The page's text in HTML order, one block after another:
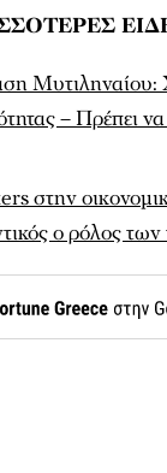
Μυτιληναίου:
– Πρέπει
στην
ο ρόλος